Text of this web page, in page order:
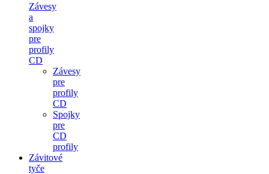
Závesy
a
spojky
pre
profily
CD
Závesy
pre
profily
CD
Spojky
pre
CD
profily
Závitové
tyče